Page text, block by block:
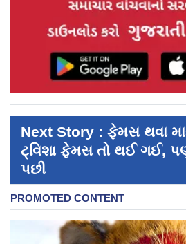
Next Story : ફેમસ થવા
ટ‍્વિશા ફેમસ તો થઈ ગઈ,
પછી